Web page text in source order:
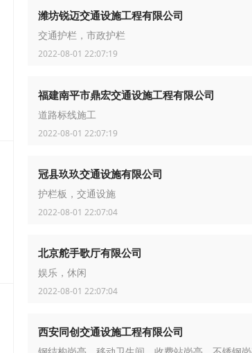
潍坊锐迈交通设施工程有限公司
交通护栏，市政护栏
2022-08-01 22:07:19
福建南平市鼎宏交通设施工程有限公司
道路标线施工
2022-08-01 22:07:19
冠县玖玖交通设施有限公司
护栏板，交通设施
2022-08-01 22:07:04
北京舵手歌厅有限公司
娱乐，休闲
2022-08-01 22:07:04
西安同创交通设施工程有限公司